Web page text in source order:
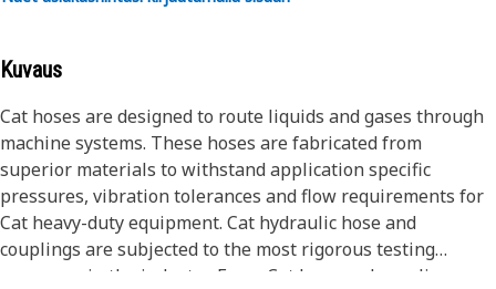
Kuvaus
Cat hoses are designed to route liquids and gases through
machine systems. These hoses are fabricated from
superior materials to withstand application specific
pressures, vibration tolerances and flow requirements for
Cat heavy-duty equipment. Cat hydraulic hose and
couplings are subjected to the most rigorous testing
processes in the industry. Every Cat hose and coupling